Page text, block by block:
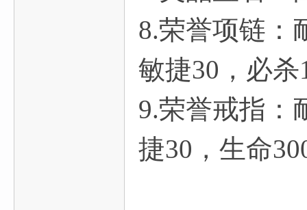
8.荣誉项链：
敏捷30，必杀
9.荣誉戒指
捷30，生命